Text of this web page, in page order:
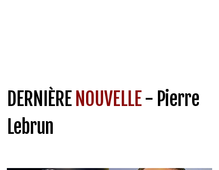
DERNIÈRENOUVELLE- Pierre
Lebrun